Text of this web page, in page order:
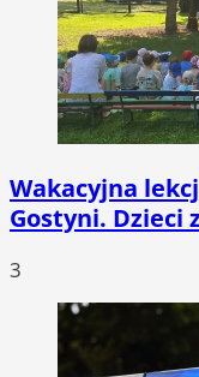
Wakacyjna
Gostyni. Dzieci
3